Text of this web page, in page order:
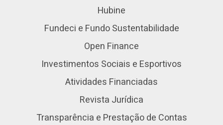
Hubine
Fundeci e Fundo Sustentabilidade
Open Finance
Investimentos Sociais e Esportivos
Atividades Financiadas
Revista Jurídica
Transparência e Prestação de Contas